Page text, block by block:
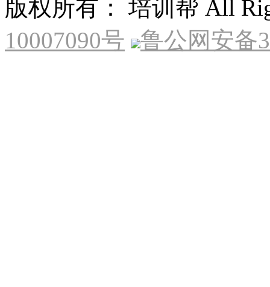
版权所有： 培训帮 All
10007090号
鲁公网安备